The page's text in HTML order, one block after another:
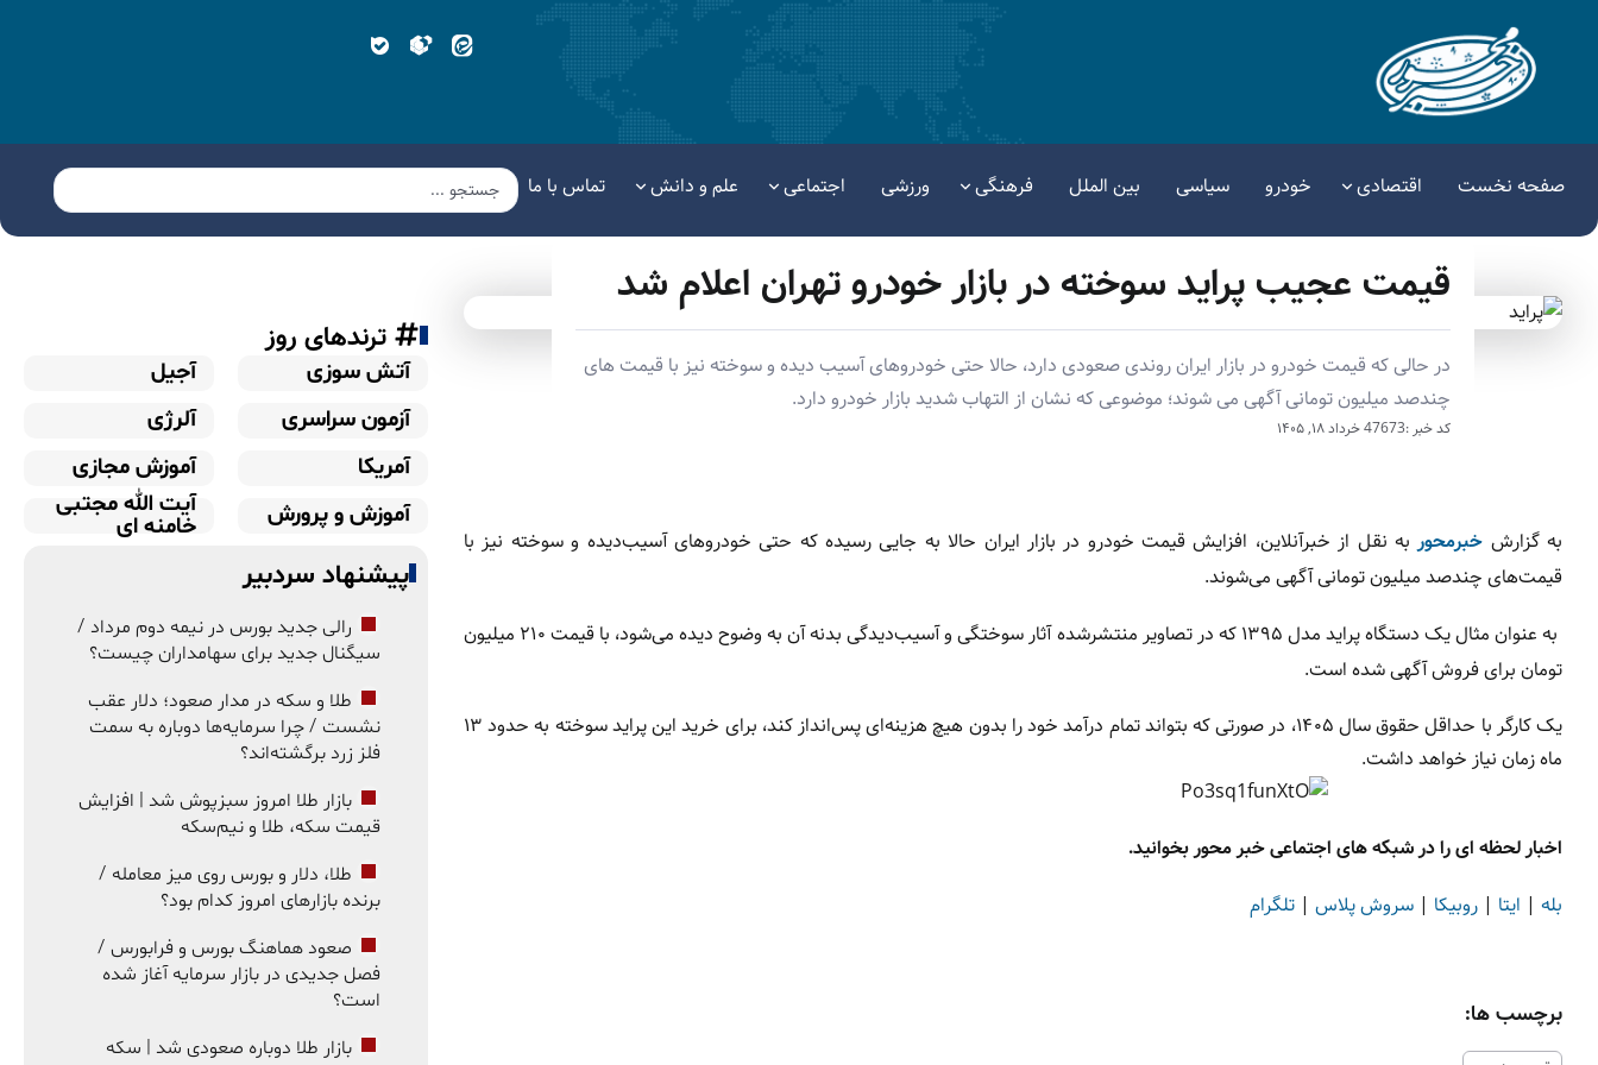
صفحه نخست اقتصادی خودرو سیاسی بین الملل فرهنگی ورزشی اجتماعی علم و دانش تماس با ما
قیمت عجیب پراید سوخته در بازار خودرو تهران اعلام شد
در حالی که قیمت خودرو در بازار ایران روندی صعودی دارد، حالا حتی خودروهای آسیب دیده و سوخته نیز با قیمت های
چندصد میلیون تومانی آگهی می شوند؛ موضوعی که نشان از التهاب شدید بازار خودرو دارد.
کد خبر :47673 خرداد ۱۸, ۱۴۰۵
به گزارش خبرمحور به نقل از خبرآنلاین، افزایش قیمت خودرو در بازار ایران حالا به جایی رسیده که حتی خودروهای آسیب‌دیده و سوخته نیز با
قیمت‌های چندصد میلیون تومانی آگهی می‌شوند.
به عنوان مثال یک دستگاه پراید مدل ۱۳۹۵ که در تصاویر منتشرشده آثار سوختگی و آسیب‌دیدگی بدنه آن به وضوح دیده می‌شود، با قیمت ۲۱۰ میلیون
تومان برای فروش آگهی شده است.
یک کارگر با حداقل حقوق سال ۱۴۰۵، در صورتی که بتواند تمام درآمد خود را بدون هیچ هزینه‌ای پس‌انداز کند، برای خرید این پراید سوخته به حدود ۱۳
ماه زمان نیاز خواهد داشت.
اخبار لحظه ای را در شبکه های اجتماعی خبر محور بخوانید.
بله | ایتا | روبیکا | سروش پلاس | تلگرام
برچسب ها:
ترندهای روز
آتش سوزی
آجیل
آزمون سراسری
آلرژی
آمریکا
آموزش مجازی
آموزش و پرورش
آیت الله مجتبی
خامنه ای
پیشنهاد سردبیر
رالی جدید بورس در نیمه دوم مرداد /
سیگنال جدید برای سهامداران چیست؟
طلا و سکه در مدار صعود؛ دلار عقب
نشست / چرا سرمایه‌ها دوباره به سمت
فلز زرد برگشته‌اند؟
بازار طلا امروز سبزپوش شد | افزایش
قیمت سکه، طلا و نیم‌سکه
طلا، دلار و بورس روی میز معامله /
برنده بازارهای امروز کدام بود؟
صعود هماهنگ بورس و فرابورس /
فصل جدیدی در بازار سرمایه آغاز شده
است؟
بازار طلا دوباره صعودی شد | سکه